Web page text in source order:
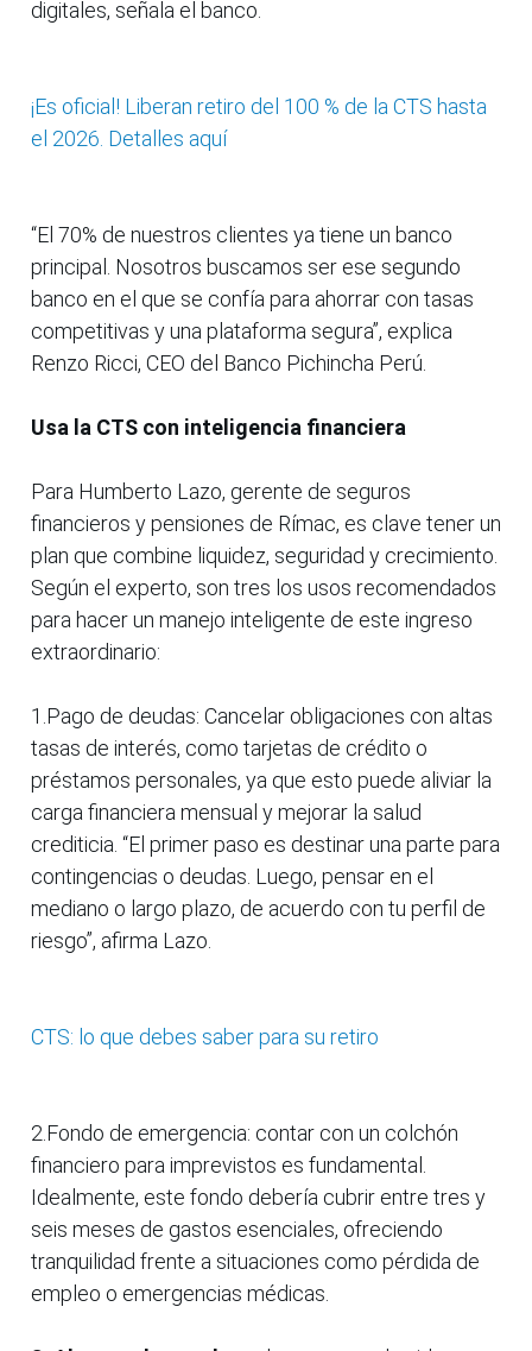
digitales, señala el banco.
¡Es oficial! Liberan retiro del 100 % de la CTS hasta
el 2026. Detalles aquí
“El 70% de nuestros clientes ya tiene un banco
principal. Nosotros buscamos ser ese segundo
banco en el que se confía para ahorrar con tasas
competitivas y una plataforma segura”, explica
Renzo Ricci, CEO del Banco Pichincha Perú.
Usa la CTS con inteligencia financiera
Para Humberto Lazo, gerente de seguros
financieros y pensiones de Rímac, es clave tener un
plan que combine liquidez, seguridad y crecimiento.
Según el experto, son tres los usos recomendados
para hacer un manejo inteligente de este ingreso
extraordinario:
1.Pago de deudas: Cancelar obligaciones con altas
tasas de interés, como tarjetas de crédito o
préstamos personales, ya que esto puede aliviar la
carga financiera mensual y mejorar la salud
crediticia. “El primer paso es destinar una parte para
contingencias o deudas. Luego, pensar en el
mediano o largo plazo, de acuerdo con tu perfil de
riesgo”, afirma Lazo.
CTS: lo que debes saber para su retiro
2.Fondo de emergencia: contar con un colchón
financiero para imprevistos es fundamental.
Idealmente, este fondo debería cubrir entre tres y
seis meses de gastos esenciales, ofreciendo
tranquilidad frente a situaciones como pérdida de
empleo o emergencias médicas.